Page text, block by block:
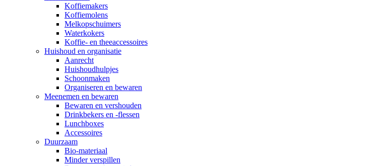
Koffiemakers
Koffiemolens
Melkopschuimers
Waterkokers
Koffie- en theeaccessoires
Huishoud en organisatie
Aanrecht
Huishoudhulpjes
Schoonmaken
Organiseren en bewaren
Meenemen en bewaren
Bewaren en vershouden
Drinkbekers en -flessen
Lunchboxes
Accessoires
Duurzaam
Bio-materiaal
Minder verspillen